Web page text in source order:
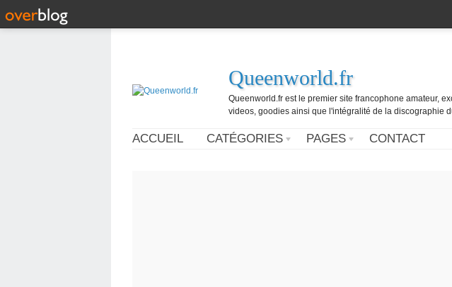
Queenworld.fr
Queenworld.fr est le premier site francophone amateur,
videos, goodies ainsi que l'intégralité de la discographie
ACCUEIL CATÉGORIES PAGES CONTACT